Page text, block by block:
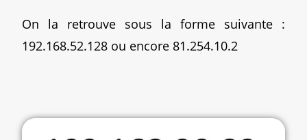
On la retrouve sous la forme suivante :
192.168.52.128 ou encore 81.254.10.2